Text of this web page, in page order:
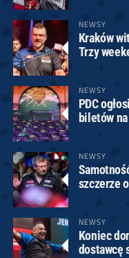
NEWSY
Kraków
Trzy
NEWSY
PDC
biletów
NEWSY
szczerze
NEWSY
Koniec
dostawcę